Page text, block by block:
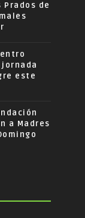
Prados de
este
a Madres